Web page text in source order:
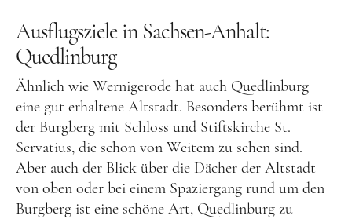
Ich bin Anna, in Norddeutschland aufgewachsen
und leidenschaftliche Bloggerin, und schreibe auf
diesem meinem Blog über das Wandern, das Reisen
und Food. Wenn du dich für diese Themen
interessierst, dann bist du hier genau richtig.
Herzlich willkommen!
Ausflugsziele in Sachsen-Anhalt:
Quedlinburg
Ähnlich wie Wernigerode hat auch Quedlinburg
eine gut erhaltene Altstadt. Besonders berühmt ist
der Burgberg mit Schloss und Stiftskirche St.
Servatius, die schon von Weitem zu sehen sind.
Aber auch der Blick über die Dächer der Altstadt
von oben oder bei einem Spaziergang rund um den
Burgberg ist eine schöne Art, Quedlinburg zu